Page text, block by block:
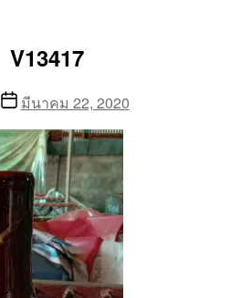
V13417
Postมีนาคม 22, 2020